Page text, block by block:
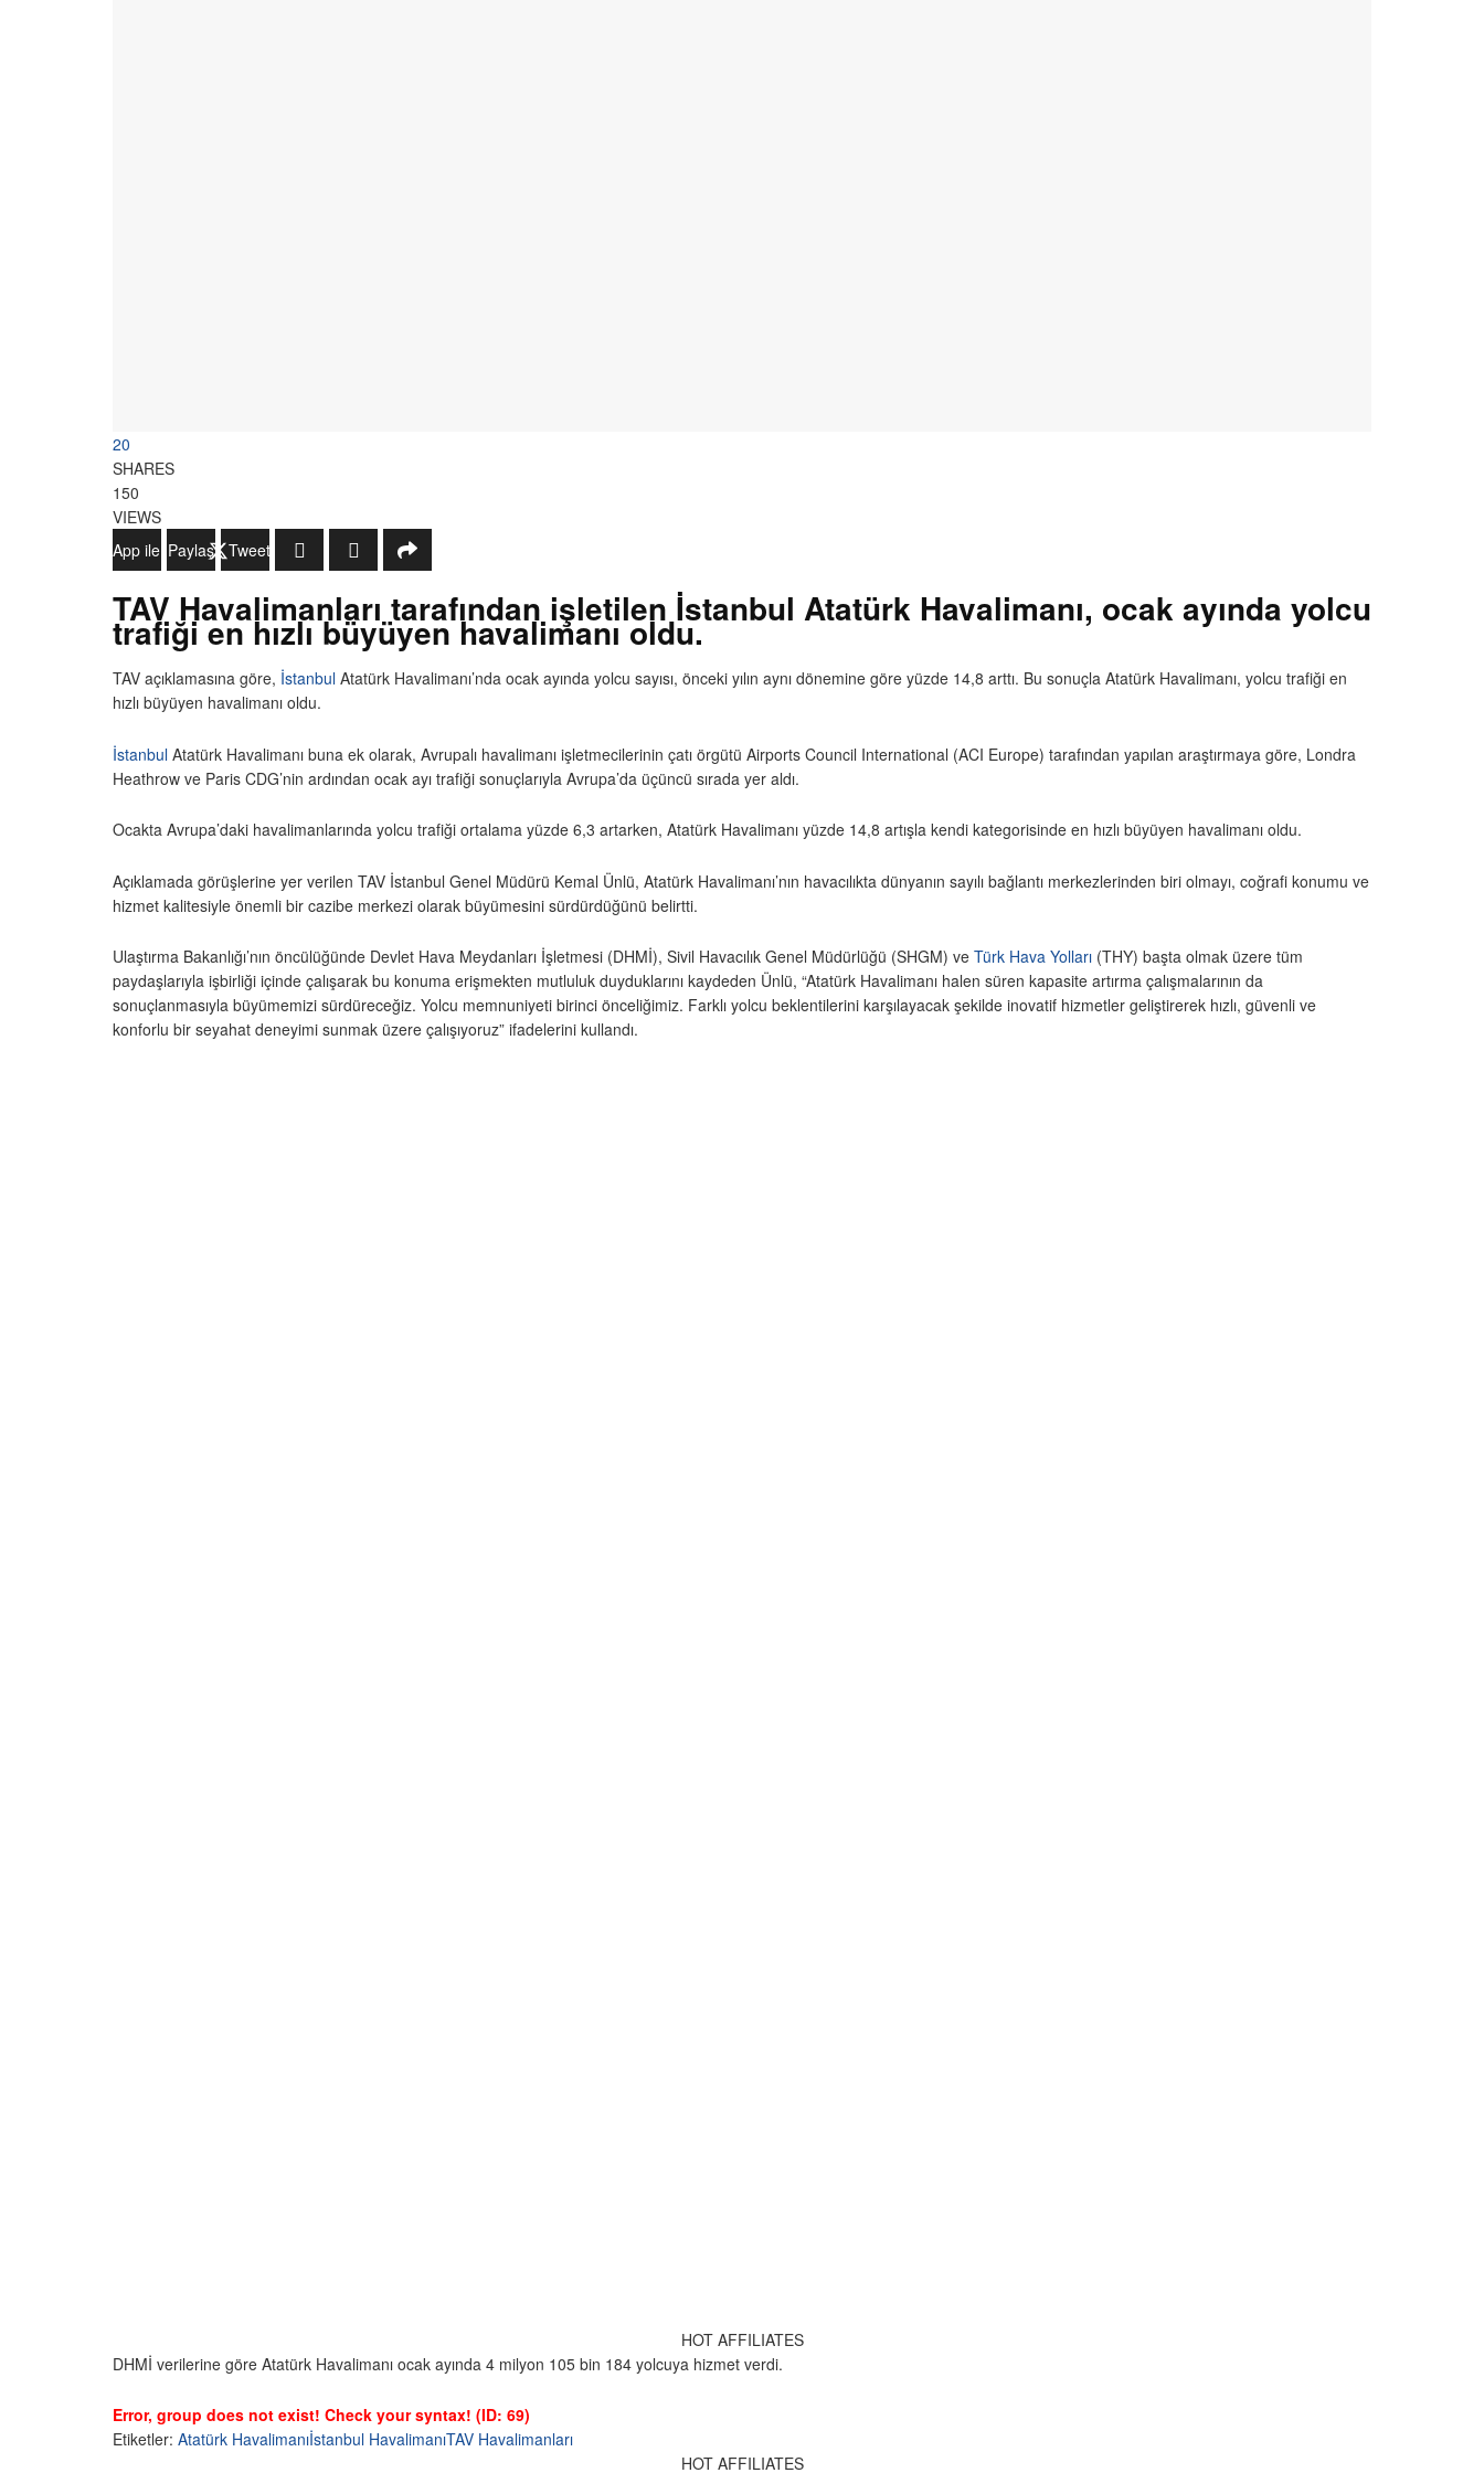
20
SHARES
150
VIEWS
WhatsApp ile Gönder
Paylaş Tweetle
TAV Havalimanları tarafından işletilen İstanbul Atatürk Havalimanı, ocak ayında yolcu
trafiği en hızlı büyüyen havalimanı oldu.
TAV açıklamasına göre, İstanbul Atatürk Havalimanı’nda ocak ayında yolcu sayısı, önceki yılın aynı dönemine göre yüzde 14,8 arttı. Bu sonuçla Atatürk Havalimanı, yolcu trafiği en
hızlı büyüyen havalimanı oldu.
İstanbul Atatürk Havalimanı buna ek olarak, Avrupalı havalimanı işletmecilerinin çatı örgütü Airports Council International (ACI Europe) tarafından yapılan araştırmaya göre, Londra
Heathrow ve Paris CDG’nin ardından ocak ayı trafiği sonuçlarıyla Avrupa’da üçüncü sırada yer aldı.
Ocakta Avrupa’daki havalimanlarında yolcu trafiği ortalama yüzde 6,3 artarken, Atatürk Havalimanı yüzde 14,8 artışla kendi kategorisinde en hızlı büyüyen havalimanı oldu.
Açıklamada görüşlerine yer verilen TAV İstanbul Genel Müdürü Kemal Ünlü, Atatürk Havalimanı’nın havacılıkta dünyanın sayılı bağlantı merkezlerinden biri olmayı, coğrafi konumu ve
hizmet kalitesiyle önemli bir cazibe merkezi olarak büyümesini sürdürdüğünü belirtti.
Ulaştırma Bakanlığı’nın öncülüğünde Devlet Hava Meydanları İşletmesi (DHMİ), Sivil Havacılık Genel Müdürlüğü (SHGM) ve Türk Hava Yolları (THY) başta olmak üzere tüm
paydaşlarıyla işbirliği içinde çalışarak bu konuma erişmekten mutluluk duyduklarını kaydeden Ünlü, “Atatürk Havalimanı halen süren kapasite artırma çalışmalarının da
sonuçlanmasıyla büyümemizi sürdüreceğiz. Yolcu memnuniyeti birinci önceliğimiz. Farklı yolcu beklentilerini karşılayacak şekilde inovatif hizmetler geliştirerek hızlı, güvenli ve
konforlu bir seyahat deneyimi sunmak üzere çalışıyoruz” ifadelerini kullandı.
HOT AFFILIATES
DHMİ verilerine göre Atatürk Havalimanı ocak ayında 4 milyon 105 bin 184 yolcuya hizmet verdi.
Error, group does not exist! Check your syntax! (ID: 69)
Etiketler: Atatürk Havalimanıİstanbul HavalimanıTAV Havalimanları
HOT AFFILIATES